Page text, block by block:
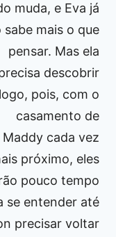
muda, e Eva já
sabe mais o que
pensar. Mas ela
descobrir
logo, pois, com o
casamento de
Maddy cada vez
próximo, eles
pouco tempo
se entender até
precisar voltar